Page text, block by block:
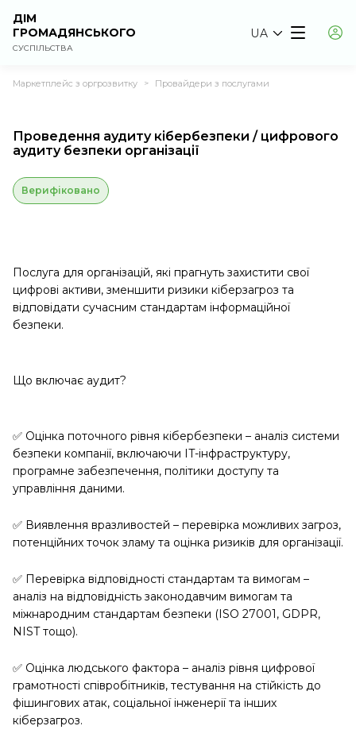
ДІМ
ГРОМАДЯНСЬКОГО
СУСПІЛЬСТВА
UA
Маркетплейс з оргрозвитку > Провайдери з послугами
Проведення аудиту кібербезпеки / цифрового
аудиту безпеки організації
Верифіковано
Послуга для організацій, які прагнуть захистити свої
цифрові активи, зменшити ризики кіберзагроз та
відповідати сучасним стандартам інформаційної
безпеки.
Що включає аудит?
✅ Оцінка поточного рівня кібербезпеки – аналіз системи
безпеки компанії, включаючи IT-інфраструктуру,
програмне забезпечення, політики доступу та
управління даними.
✅ Виявлення вразливостей – перевірка можливих загроз,
потенційних точок зламу та оцінка ризиків для організації.
✅ Перевірка відповідності стандартам та вимогам –
аналіз на відповідність законодавчим вимогам та
міжнародним стандартам безпеки (ISO 27001, GDPR,
NIST тощо).
✅ Оцінка людського фактора – аналіз рівня цифрової
грамотності співробітників, тестування на стійкість до
фішингових атак, соціальної інженерії та інших
кіберзагроз.